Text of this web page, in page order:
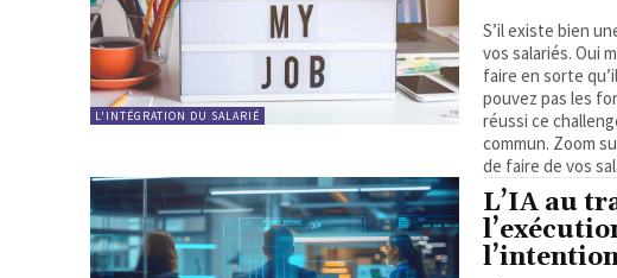
L'INTÉGRATION DU SALARIÉ
S’il existe bien
vos salariés. Oui
faire en sorte
pouvez pas les
réussi ce
commun. Zoom
de faire de vos
L’IA au